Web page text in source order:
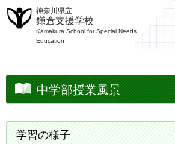
神奈川県立
鎌倉支援学校
Kamakura School for Special Needs
Education
中学部授業風景
学習の様子